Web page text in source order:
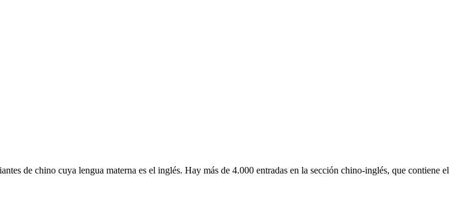
de chino cuya lengua materna es el inglés. Hay más de 4.000 entradas en la sección chino-inglés, que contiene el